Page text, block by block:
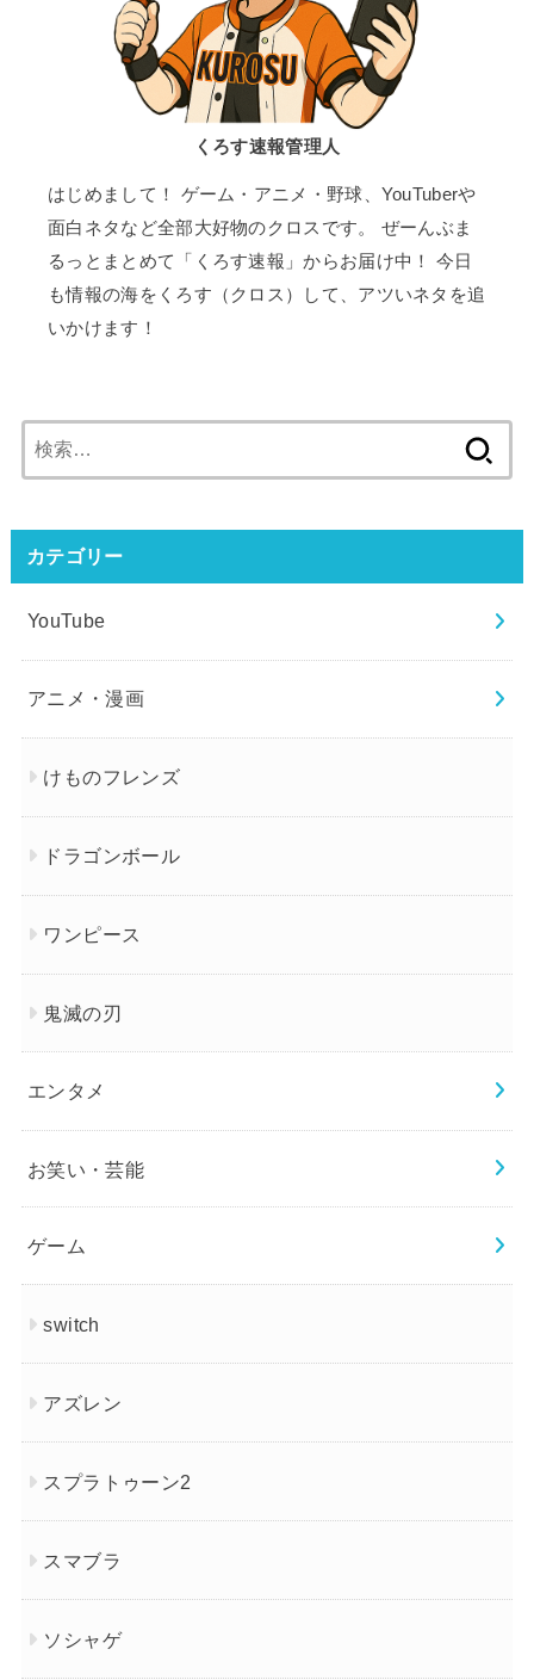
くろす速報管理人
はじめまして！ ゲーム・アニメ・野球、YouTuberや
面白ネタなど全部大好物のクロスです。 ぜーんぶま
るっとまとめて「くろす速報」からお届け中！ 今日
も情報の海をくろす（クロス）して、アツいネタを追
いかけます！
索:
カテゴリー
YouTube
アニメ・漫画
けものフレンズ
ドラゴンボール
ワンピース
鬼滅の刃
エンタメ
お笑い・芸能
ゲーム
switch
アズレン
スプラトゥーン2
スマブラ
ソシャゲ